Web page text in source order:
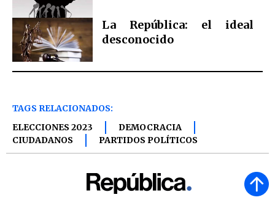
La República: el ideal
desconocido
TAGS RELACIONADOS:
ELECCIONES 2023
DEMOCRACIA
CIUDADANOS
PARTIDOS POLÍTICOS